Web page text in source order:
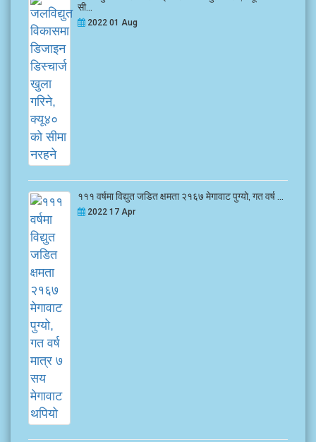
सी...
2022 01 Aug
१११ वर्षमा विद्युत जडित क्षमता २१६७ मेगावाट पुग्यो, गत वर्ष ...
2022 17 Apr